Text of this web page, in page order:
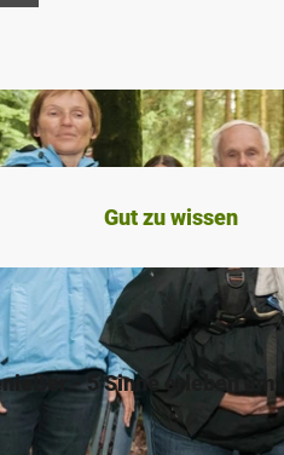
Gut zu wissen
- 5 Sinne erleben am